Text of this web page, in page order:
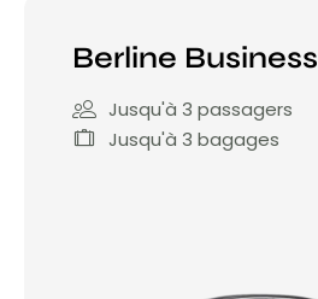
Berline Business
Jusqu'à 3 passagers
Jusqu'à 3 bagages